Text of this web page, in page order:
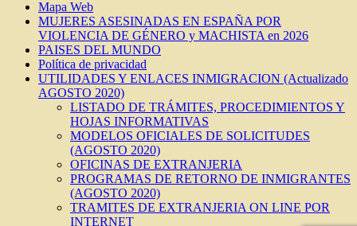
Mapa Web
MUJERES ASESINADAS EN ESPAÑA POR
VIOLENCIA DE GÉNERO y MACHISTA en 2026
PAISES DEL MUNDO
Política de privacidad
UTILIDADES Y ENLACES INMIGRACION (Actualizado
AGOSTO 2020)
LISTADO DE TRÁMITES, PROCEDIMIENTOS Y
HOJAS INFORMATIVAS
MODELOS OFICIALES DE SOLICITUDES
(AGOSTO 2020)
OFICINAS DE EXTRANJERIA
PROGRAMAS DE RETORNO DE INMIGRANTES
(AGOSTO 2020)
TRAMITES DE EXTRANJERIA ON LINE POR
INTERNET